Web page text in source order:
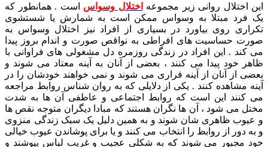
این اختلال روانی زیر مجموعه اختلال وسواس است . همانطور که
یک فرد مبتلا به وسواس ممکن است به شمارش یا شستشوی
تکراری روی بیاورد در بسیاری از افراد نیز اختلال وسواس به
صورت حساسیت های افراطی به نواقص صورت و اندام بروز پیدا
می کند . این افراد در زندگی روزمره دل مشغولی های فراوانی با
ظاهر خود پیدا می کنند ، بعضی از آنان به آینه معتاد می شوند و
بعضی از آنان از آینه فراری می شوند و نمی خواهند خودشان را در
آینه مشاهده کنند . یکی از دلایلی که به روان شناس روابط مراجعه
می کنند این است که روابط اجتماعی و عاطفی آن ها به شدت
مختل می شود ، آن ها نگران هستند که مبادا دیگران متوجه نقص ها
و عیوب ظاهری شان شوند و به همین دلیل یک سبک زندگی منزوی
و به دور از روابط را انتخاب می کنند و یا برای پوشاندن عیوب خیالی
خود مجبور می شوند که به شکلی عجیب و غریب لباس بپوشند و